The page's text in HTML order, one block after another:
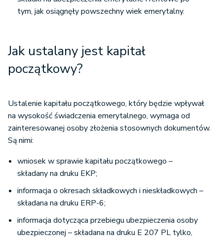
tym, jak osiągnęły powszechny wiek emerytalny.
Jak ustalany jest kapitał
początkowy?
Ustalenie kapitału początkowego, który będzie wpływał
na wysokość świadczenia emerytalnego, wymaga od
zainteresowanej osoby złożenia stosownych dokumentów.
Są nimi:
wniosek w sprawie kapitału początkowego –
składany na druku EKP;
informacja o okresach składkowych i nieskładkowych –
składana na druku ERP-6;
informacja dotycząca przebiegu ubezpieczenia osoby
ubezpieczonej – składana na druku E 207 PL tylko,